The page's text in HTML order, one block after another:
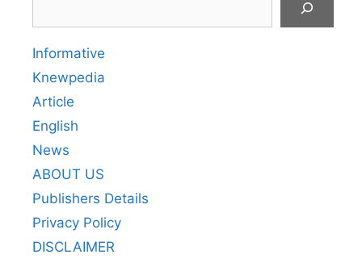
Informative
Knewpedia
Article
English
News
ABOUT US
Publishers Details
Privacy Policy
DISCLAIMER